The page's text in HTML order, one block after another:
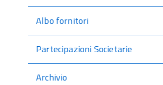
Albo fornitori
Partecipazioni Societarie
Archivio